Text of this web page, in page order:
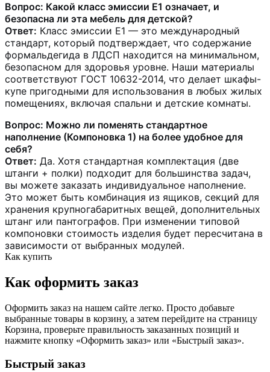
Вопрос: Какой класс эмиссии Е1 означает, и
безопасна ли эта мебель для детской?
Ответ: Класс эмиссии Е1 — это международный
стандарт, который подтверждает, что содержание
формальдегида в ЛДСП находится на минимальном,
безопасном для здоровья уровне. Наши материалы
соответствуют ГОСТ 10632-2014, что делает шкафы-
купе пригодными для использования в любых жилых
помещениях, включая спальни и детские комнаты.
Вопрос: Можно ли поменять стандартное
наполнение (Компоновка 1) на более удобное для
себя?
Ответ: Да. Хотя стандартная комплектация (две
штанги + полки) подходит для большинства задач,
вы можете заказать индивидуальное наполнение.
Это может быть комбинация из ящиков, секций для
хранения крупногабаритных вещей, дополнительных
штанг или пантографов. При изменении типовой
компоновки стоимость изделия будет пересчитана в
зависимости от выбранных модулей.
Как купить
Как оформить заказ
Оформить заказ на нашем сайте легко. Просто добавьте
выбранные товары в корзину, а затем перейдите на страницу
Корзина, проверьте правильность заказанных позиций и
нажмите кнопку «Оформить заказ» или «Быстрый заказ».
Быстрый заказ